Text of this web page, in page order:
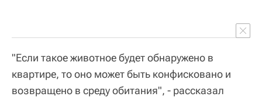
"Если такое животное будет обнаружено в
квартире, то оно может быть конфисковано и
возвращено в среду обитания", - рассказал